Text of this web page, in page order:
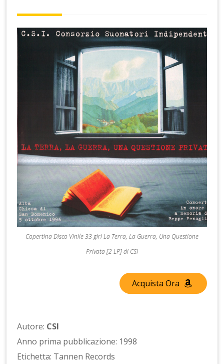
Copertina Disco Vinile 33 giri La Terra, La Guerra, Una Questione
Privata [2 LP] di CSI
Acquista Ora
Autore: CSI
Anno prima pubblicazione: 1998
Etichetta: Tannen Records